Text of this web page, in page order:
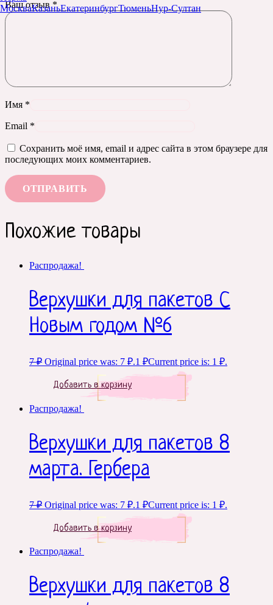
МоскваКазаньЕкатеринбургТюменьНур-Султан
Ваш отзыв*
Имя *
Email *
Сохранить моё имя, email и адрес сайта в этом браузере для
последующих моих комментариев.
Похожие товары
Распродажа!
Верхушки для пакетов С
Новым годом №6
7₽ Original price was: 7 ₽.1 ₽Current price is: 1 ₽.
Добавить в корзину
Распродажа!
Верхушки для пакетов 8
марта. Гербера
7₽ Original price was: 7 ₽.1 ₽Current price is: 1 ₽.
Добавить в корзину
Распродажа!
Верхушки для пакетов 8